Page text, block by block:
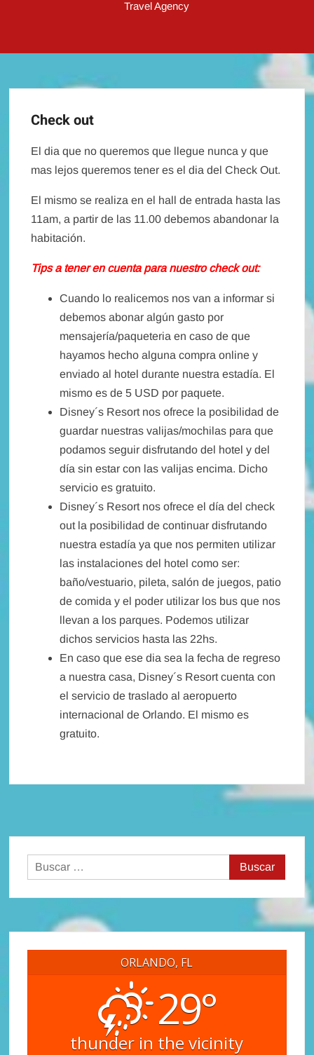
Travel Agency
Check out
El dia que no queremos que llegue nunca y que
mas lejos queremos tener es el dia del Check Out.
El mismo se realiza en el hall de entrada hasta las
11am, a partir de las 11.00 debemos abandonar la
habitación.
Tips a tener en cuenta para nuestro check out:
Cuando lo realicemos nos van a informar si
debemos abonar algún gasto por
mensajería/paqueteria en caso de que
hayamos hecho alguna compra online y
enviado al hotel durante nuestra estadía. El
mismo es de 5 USD por paquete.
Disney´s Resort nos ofrece la posibilidad de
guardar nuestras valijas/mochilas para que
podamos seguir disfrutando del hotel y del
día sin estar con las valijas encima. Dicho
servicio es gratuito.
Disney´s Resort nos ofrece el día del check
out la posibilidad de continuar disfrutando
nuestra estadía ya que nos permiten utilizar
las instalaciones del hotel como ser:
baño/vestuario, pileta, salón de juegos, patio
de comida y el poder utilizar los bus que nos
llevan a los parques. Podemos utilizar
dichos servicios hasta las 22hs.
En caso que ese dia sea la fecha de regreso
a nuestra casa, Disney´s Resort cuenta con
el servicio de traslado al aeropuerto
internacional de Orlando. El mismo es
gratuito.
Buscar:
ORLANDO, FL
29°
thunder in the vicinity